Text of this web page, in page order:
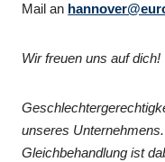
Mail an
Wir freuen uns auf dich!
unseres
Gleichbehandlung ist